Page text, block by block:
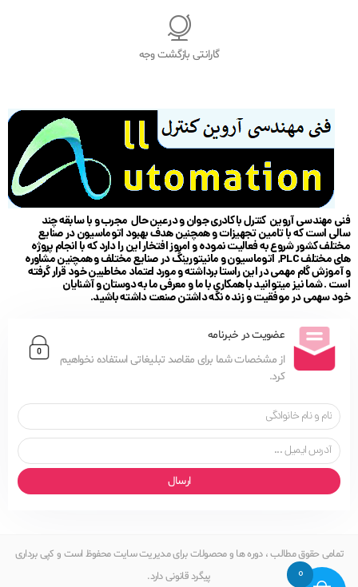
گارانتی بازگشت وجه
فنی مهندسی آروین کنترل با کادری جوان و در عین حال مجرب و با سابقه چند
سالی است که با تامین تجهیزات و همچنین هدف بهبود اتوماسیون در صنایع
مختلف کشور شروع به فعالیت نموده و امروز افتخار این را دارد که با انجام پروژه
های مختلف PLC, اتوماسیون و مانیتورینگ در صنایع مختلف و همچنین مشاوره
و آموزش گام مهمی در این راستا برداشته و مورد اعتماد مخاطبین خود قرار گرفته
است . شما نیز میتوانید با همکاری با ما و معرفی ما به دوستان و آشنایان
خود سهمی در موفقیت و زنده نگه داشتن صنعت داشته باشید.
عضویت در خبرنامه
از مشخصات شما برای مقاصد تبلیغاتی استفاده نخواهیم
کرد.
ارسال
تمامی حقوق مطالب ، دوره ها و محصولات برای مدیریت سایت محفوظ است و کپی برداری
پیگرد قانونی دارد.
0